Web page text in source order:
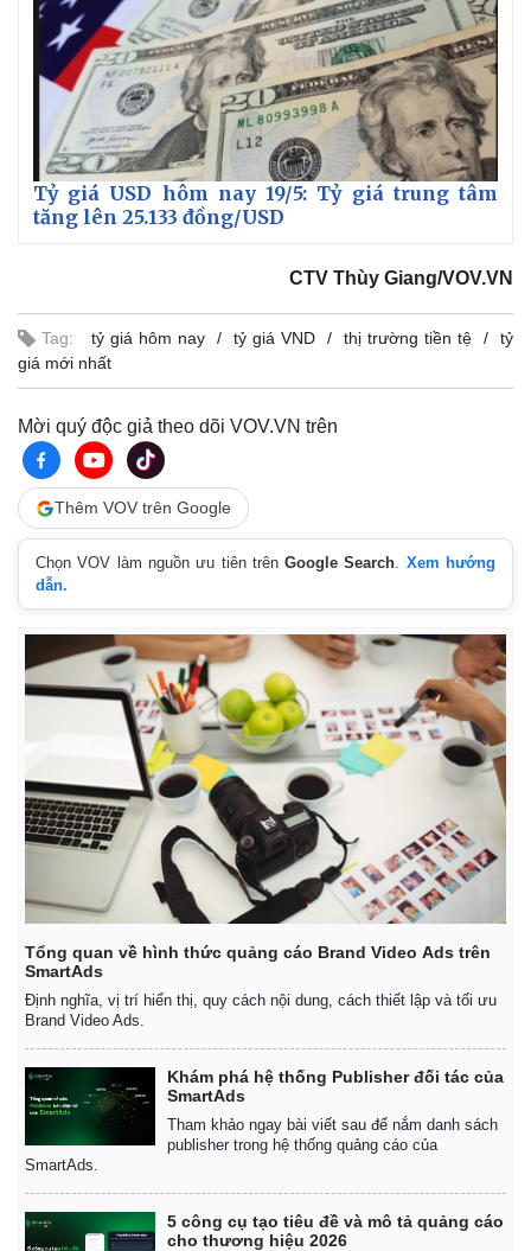
Vụ án
Tin nóng
Tư vấn luật
Vũ khí
Việt Nam
Phân tích
Tỷ giá USD hôm nay 19/5: Tỷ giá trung tâm
tăng lên 25.133 đồng/USD
CTV Thùy Giang/VOV.VN
Tag: tỷ giá hôm nay tỷ giá VND thị trường tiền tệ
tỷ
giá mới nhất
Mời quý độc giả theo dõi VOV.VN trên
Thêm VOV trên Google
Chọn VOV làm nguồn ưu tiên trênGoogle Search. Xem hướng
dẫn.
Tổng quan về hình thức quảng cáo Brand Video Ads trên
SmartAds
Định nghĩa, vị trí hiển thị, quy cách nội dung, cách thiết lập và tối ưu
Brand Video Ads.
Khám phá hệ thống Publisher đối tác của
SmartAds
Tham khảo ngay bài viết sau để nắm danh sách
publisher trong hệ thống quảng cáo của
SmartAds.
5 công cụ tạo tiêu đề và mô tả quảng cáo
cho thương hiệu 2026